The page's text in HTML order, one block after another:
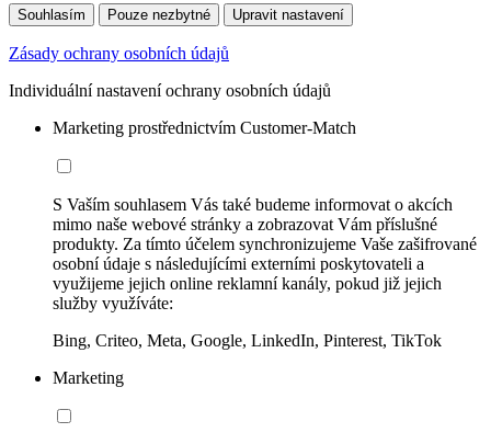
Souhlasím Pouze nezbytné Upravit nastavení
Zásady ochrany osobních údajů
Individuální nastavení ochrany osobních údajů
Marketing prostřednictvím Customer-Match
S Vaším souhlasem Vás také budeme informovat o akcích
mimo naše webové stránky a zobrazovat Vám příslušné
produkty. Za tímto účelem synchronizujeme Vaše zašifrované
osobní údaje s následujícími externími poskytovateli a
využijeme jejich online reklamní kanály, pokud již jejich
služby využíváte:
Bing, Criteo, Meta, Google, LinkedIn, Pinterest, TikTok
Marketing